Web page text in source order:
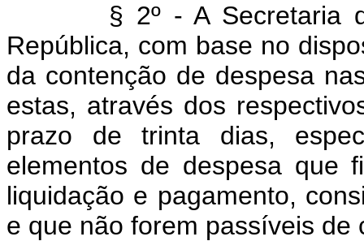
§ 2º - A Secretaria de
República, com base no
da contenção de despesa
estas, através dos
prazo de trinta dias,
elementos de despesa que
liquidação e pagamento,
e que não forem passíveis de